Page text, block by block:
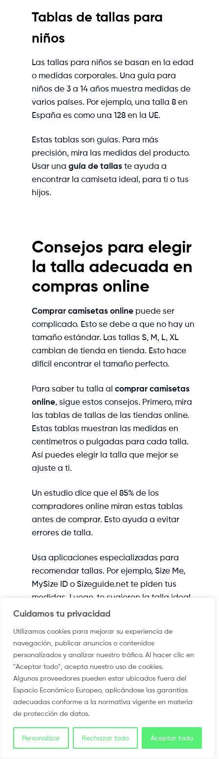
Cuidamos tu privacidad
Utilizamos cookies para mejorar su experiencia de
navegación, publicar anuncios o contenidos
personalizados y analizar nuestro tráfico. Al hacer clic en
"Aceptar todo", acepta nuestro uso de cookies.
Algunos proveedores pueden estar ubicados fuera del
Espacio Económico Europeo, aplicándose las garantías
adecuadas conforme a la normativa vigente en materia
de protección de datos.
Personalizar Rechazar todo Aceptar todo
Tablas de tallas para
niños
Las tallas para niños se basan en la edad
o medidas corporales. Una guía para
niños de 3 a 14 años muestra medidas de
varios países. Por ejemplo, una talla 8 en
España es como una 128 en la UE.
Estas tablas son guías. Para más
precisión, mira las medidas del producto.
Usar una guía de tallas te ayuda a
encontrar la camiseta ideal, para ti o tus
hijos.
Consejos para elegir
la talla adecuada en
compras online
Comprar camisetas online puede ser
complicado. Esto se debe a que no hay un
tamaño estándar. Las tallas S, M, L, XL
cambian de tienda en tienda. Esto hace
difícil encontrar el tamaño perfecto.
Para saber tu talla al comprar camisetas
online, sigue estos consejos. Primero, mira
las tablas de tallas de las tiendas online.
Estas tablas muestran las medidas en
centímetros o pulgadas para cada talla.
Así puedes elegir la talla que mejor se
ajuste a ti.
Un estudio dice que el 85% de los
compradores online miran estas tablas
antes de comprar. Esto ayuda a evitar
errores de talla.
Usa aplicaciones especializadas para
recomendar tallas. Por ejemplo, Size Me,
MySize ID o Sizeguide.net te piden tus
medidas. Luego, te sugieren la talla ideal.
Estas herramientas están ganando
online.
Lee las opiniones de otros clientes
sobre el tallaje
Considera la composición del
material (el algodón puede
encogerse)
Prueba diferentes opciones para
conocer tu talla en distintas marcas